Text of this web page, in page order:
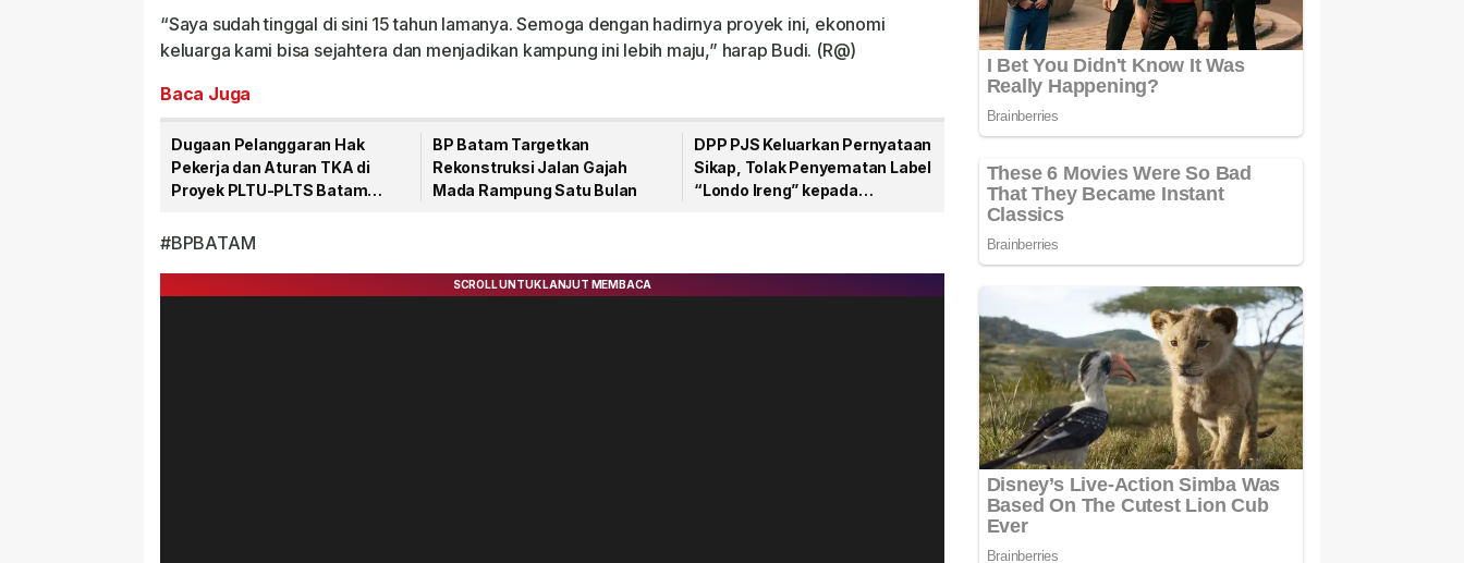
“Saya sudah tinggal di sini 15 tahun lamanya. Semoga dengan hadirnya proyek ini, ekonomi
keluarga kami bisa sejahtera dan menjadikan kampung ini lebih maju,” harap Budi. (R@)
Baca Juga
Dugaan Pelanggaran Hak
Pekerja dan Aturan TKA di
Proyek PLTU-PLTS Batam
BP Batam Targetkan
Rekonstruksi Jalan Gajah
Mada Rampung Satu Bulan
DPP PJS Keluarkan Pernyataan
Sikap, Tolak Penyematan Label
“Londo Ireng” kepada
#BPBATAM